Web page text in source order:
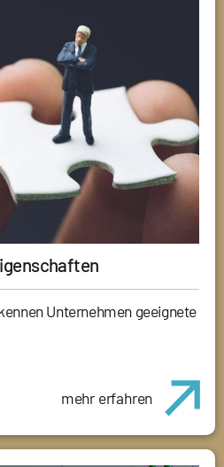
Unternehmen geeignete
mehr erfahren